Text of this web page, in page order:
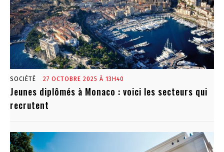
SOCIÉTÉ 27 OCTOBRE 2025 À 13H40
Jeunes diplômés à Monaco : voici les secteurs qui
recrutent